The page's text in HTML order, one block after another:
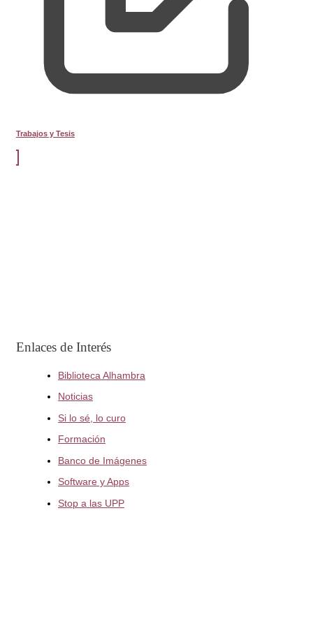
Trabajos y Tesis
Enlaces de Interés
Biblioteca Alhambra
Noticias
Si lo sé, lo curo
Formación
Banco de Imágenes
Software y Apps
Stop a las UPP